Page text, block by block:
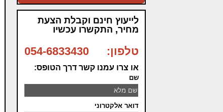
לייעוץ חינם וקבלת הצעת
מחיר, התקשרו עכשיו
טלפון: 054-6833430
או צרו עמנו קשר דרך הטופס:
שם
דואר אלקטרוני